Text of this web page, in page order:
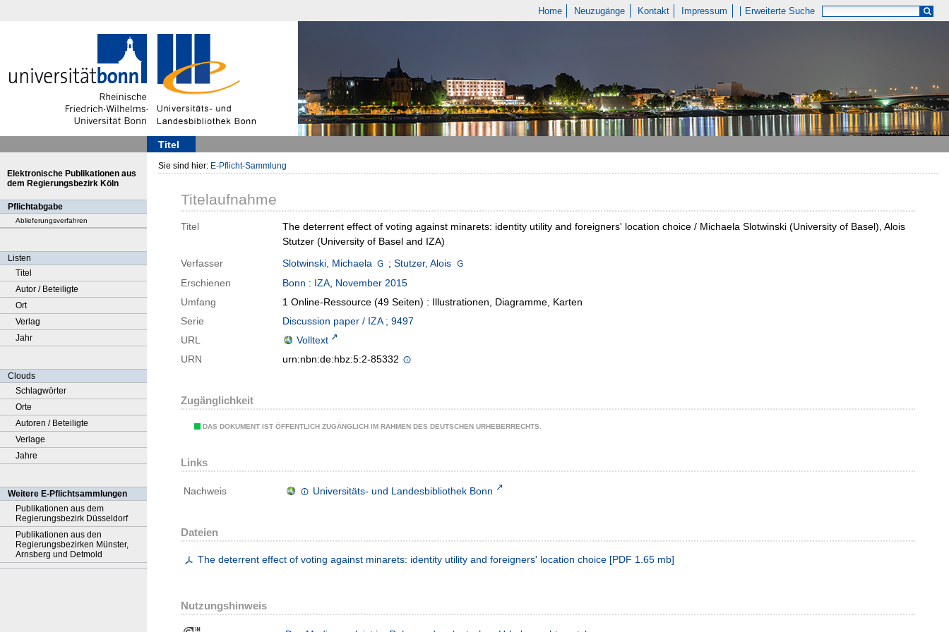
Home Neuzugänge Kontakt Impressum Erweiterte Suche
Titel
Elektronische Publikationen aus
dem Regierungsbezirk Köln
Pflichtabgabe
Ablieferungsverfahren
Listen
Titel
Autor / Beteiligte
Ort
Verlag
Jahr
Clouds
Schlagwörter
Orte
Autoren / Beteiligte
Verlage
Jahre
Weitere E-Pflichtsammlungen
Publikationen aus dem
Regierungsbezirk Düsseldorf
Publikationen aus den
Regierungsbezirken Münster,
Arnsberg und Detmold
Sie sind hier: E-Pflicht-Sammlung
Titelaufnahme
Titel
The deterrent effect of voting against minarets: identity utility and foreigners' location choice / Michaela Slotwinski (University of Basel), Alois
Stutzer (University of Basel and IZA)
Verfasser
Slotwinski, Michaela ; Stutzer, Alois
Erschienen
Bonn : IZA, November 2015
Umfang
1 Online-Ressource (49 Seiten) : Illustrationen, Diagramme, Karten
Serie
Discussion paper / IZA ; 9497
URL
Volltext
URN
urn:nbn:de:hbz:5:2-85332
Zugänglichkeit
DAS DOKUMENT IST ÖFFENTLICH ZUGÄNGLICH IM RAHMEN DES DEUTSCHEN URHEBERRECHTS.
Links
Nachweis Universitäts- und Landesbibliothek Bonn
Dateien
The deterrent effect of voting against minarets: identity utility and foreigners' location choice [PDF 1.65 mb]
Nutzungshinweis